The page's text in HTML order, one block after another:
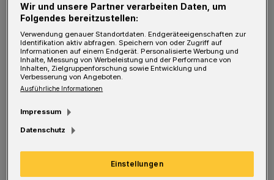
Zu diesen Kräften gehört die Telekom, die
Wuppertal im Moment mit Glasfaser
versorgen möchte. Das freut viele Menschen,
bei denen die Bits und Bytes derzeit noch
Als Beleg schickte mir ein Rundschau-Leser
Wir und unsere Partner verarbeiten Daten, um
Folgendes bereitzustellen:
Verwendung genauer Standortdaten. Endgeräteeigenschaften zur
Identifikation aktiv abfragen. Speichern von oder Zugriff auf
Informationen auf einem Endgerät. Personalisierte Werbung und
Inhalte, Messung von Werbeleistung und der Performance von
Inhalten, Zielgruppenforschung sowie Entwicklung und
Verbesserung von Angeboten.
Ausführliche Informationen
Impressum
Datenschutz
Einstellungen